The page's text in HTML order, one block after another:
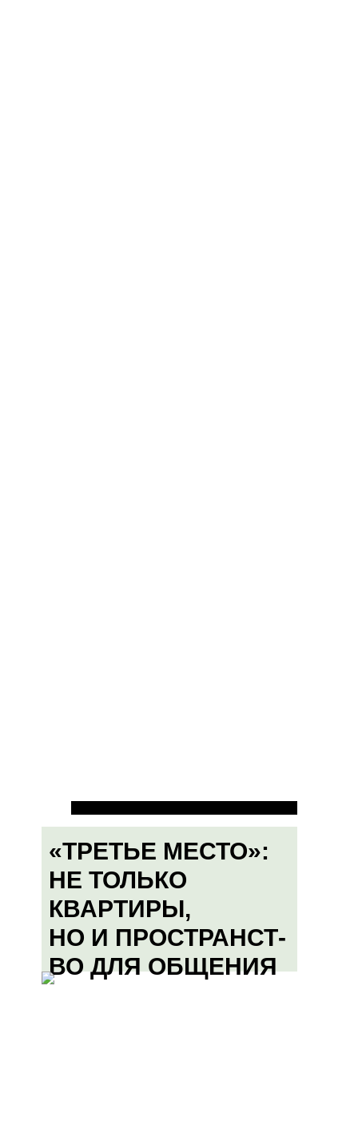
«ТРЕТЬЕ МЕСТО»:
НЕ ТОЛЬКО
КВАРТИРЫ,
НО И ПРОСТРАНСТ-
ВО ДЛЯ ОБЩЕНИЯ